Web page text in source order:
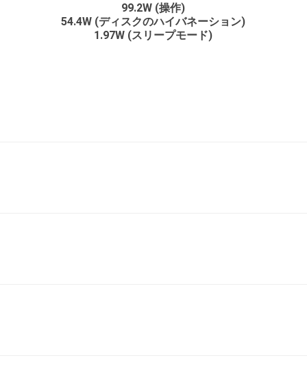
99.2W (操作)
54.4W (ディスクのハイバネーション)
1.97W (スリープモード)